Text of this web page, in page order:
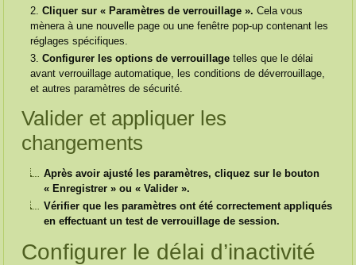
Cliquer sur « Paramètres de verrouillage ». Cela vous
mènera à une nouvelle page ou une fenêtre pop-up contenant les
réglages spécifiques.
Configurer les options de verrouillage telles que le délai
avant verrouillage automatique, les conditions de déverrouillage,
et autres paramètres de sécurité.
Valider et appliquer les
changements
Après avoir ajusté les paramètres, cliquez sur le bouton
« Enregistrer » ou « Valider ».
Vérifier que les paramètres ont été correctement appliqués
en effectuant un test de verrouillage de session.
Configurer le délai d’inactivité